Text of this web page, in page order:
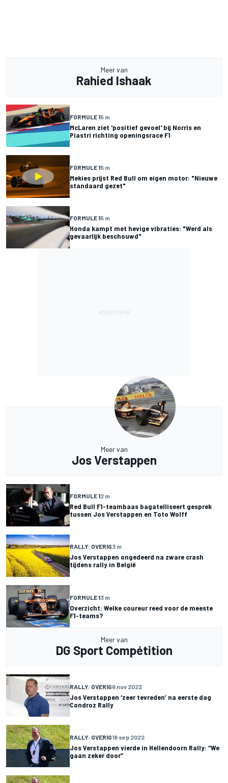
Meer van
Rahied Ishaak
FORMULE 15 m
McLaren ziet 'positief gevoel' bij Norris en
Piastri richting openingsrace F1
FORMULE 15 m
Mekies prijst Red Bull om eigen motor: "Nieuwe
standaard gezet"
FORMULE 15 m
Honda kampt met hevige vibraties: "Werd als
gevaarlijk beschouwd"
Meer van
Jos Verstappen
FORMULE 12 m
Red Bull F1-teambaas bagatelliseert gesprek
tussen Jos Verstappen en Toto Wolff
RALLY: OVERIG3 m
Jos Verstappen ongedeerd na zware crash
tijdens rally in België
FORMULE 13 m
Overzicht: Welke coureur reed voor de meeste
F1-teams?
Meer van
DG Sport Compétition
RALLY: OVERIG6 nov 2022
Jos Verstappen ‘zeer tevreden’ na eerste dag
Condroz Rally
RALLY: OVERIG18 sep 2022
Jos Verstappen vierde in Hellendoorn Rally: “We
gaan zeker door”